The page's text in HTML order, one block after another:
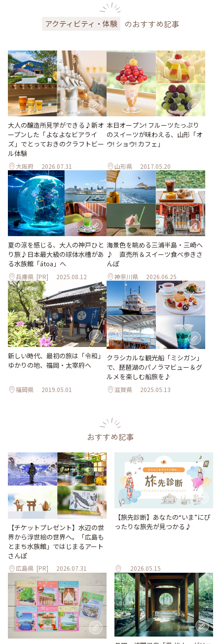
アクティビティ・体験 のおすすめ記事
大人の醸造所見学ができる♪新オ
ープンした「よなよなビアライ
ズ」でとっておきのクラフトビー
ル体験
大阪府 2026.07.31
本日オープン! フルーツたっぷり
のスイーツが味わえる、山形「オ
ウ! ショウ! カフェ」
山形県 2017.05.20
夏の涼を感じる、大人の神戸ひと
り旅♪日本最大級の球体水槽があ
る水族館「átoa」へ
兵庫県 [PR] 2025.08.12
海景色を眺める三浦半島・三崎へ
♪ 直売所＆スイーツ食べ歩きさ
んぽ
神奈川県 2026.06.25
新しい時代、最初の旅は「令和」
ゆかりの地、福岡・太宰府へ
福岡県 2019.05.01
クラシカルな観光船「ミシガン」
で、琵琶湖のパノラマビュー＆グ
ルメを楽しむ船旅を♪
滋賀県 2025.05.13
おすすめ記事
【チケットプレゼント】水辺の世
界から浮世絵の世界へ。「広島も
とまち水族館」ではじまるアート
さんぽ
広島県 [PR] 2026.07.31
【旅先診断】あなたの“いま”にぴ
ったりな旅先が見つかる♪
2026.05.15